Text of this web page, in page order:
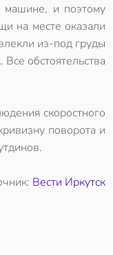
машине, и поэтому
на месте оказали
из-под груды
Все обстоятельства
скоростного
поворота и
Вести Иркутск